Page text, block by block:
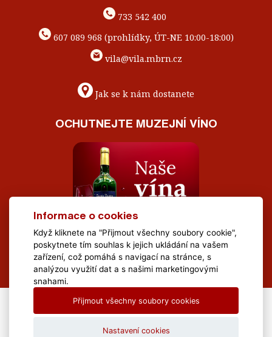
733 542 400
607 089 968 (prohlídky, ÚT-NE 10:00-18:00)
vila@vila.mbrn.cz
Jak se k nám dostanete
OCHUTNEJTE MUZEJNÍ VÍNO
All Rights Reserved Muzeum Brněnska © 2020, Webdesign by
Informace o cookies
Když kliknete na "Přijmout všechny soubory cookie",
poskytnete tím souhlas k jejich ukládání na vašem
zařízení, což pomáhá s navigací na stránce, s
analýzou využití dat a s našimi marketingovými
snahami.
Přijmout všechny soubory cookies
Nastavení cookies